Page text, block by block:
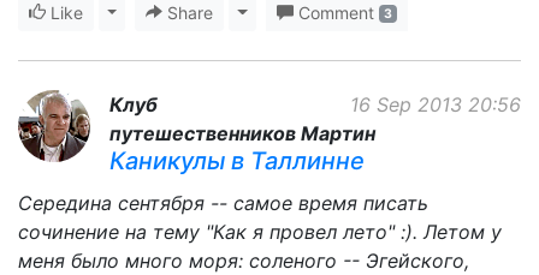
Like Toggle Dropdown
Share Toggle Dropdown
Comment 3
16 Sep 2013 20:56
Клуб
путешественников Мартин
Каникулы в Таллинне
Середина сентября -- самое время писать
сочинение на тему "Как я провел лето" :). Летом у
меня было много моря: соленого -- Эгейского,